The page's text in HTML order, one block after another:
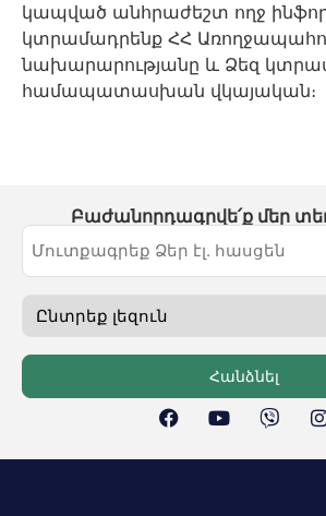
կապված անհրաժեշտ ողջ
կտրամադրենք ՀՀ
նախարարությանը և Ձեզ
համապատասխան վկայական։
Բաժանորդագրվե՛ք մեր
Հանձնել